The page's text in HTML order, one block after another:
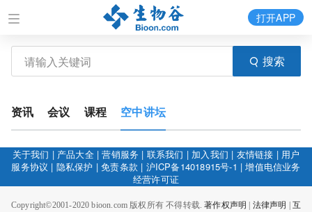
搜索
打开APP
资讯 会议 课程 空中讲坛
关于我们 | 产品大全|营销服务 | 联系我们 | 加入我们 | 友情链接 | 用户
服务协议 | 隐私保护 |免责条款 | 沪ICP备14018915号-1 |增值电信业务
经营许可证
Copyright©2001-2020 bioon.com 版权所有 不得转载.著作权声明 法律声明
互